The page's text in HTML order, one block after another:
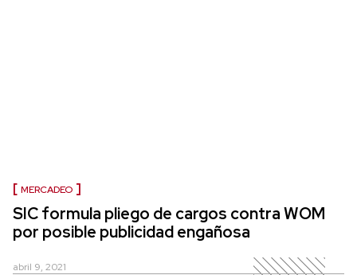
MERCADEO
SIC formula pliego de cargos contra WOM
por posible publicidad engañosa
abril 9, 2021